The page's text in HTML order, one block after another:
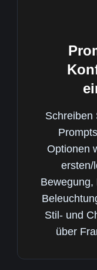
Schreiben
Optionen
ersten/
Bewegung,
Stil- und
über